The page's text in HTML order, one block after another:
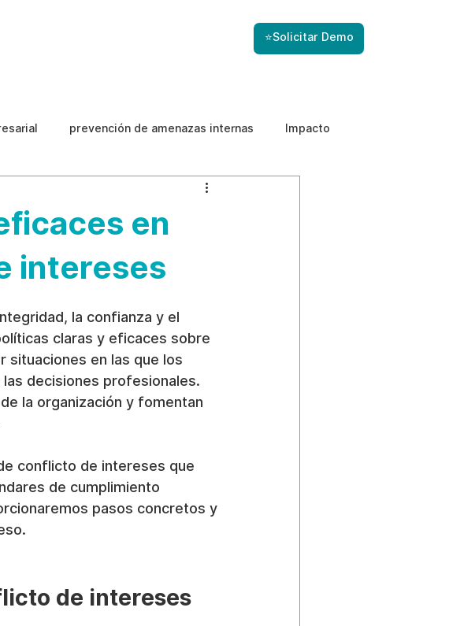
⭐Solicitar Demo
prevención de amenazas internas Impacto
en
intereses
la confianza y el
claras y eficaces sobre
situaciones en las que los
decisiones profesionales.
la organización y fomentan
conflicto de intereses que
de cumplimiento
pasos concretos y
de intereses